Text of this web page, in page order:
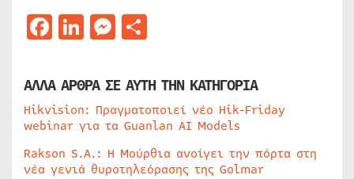
Facebook
LinkedIn
Messenger
ΑΛΛΑ ΑΡΘΡΑ ΣΕ ΑΥΤΗ ΤΗΝ ΚΑΤΗΓΟΡΙΑ
Hikvision: Πραγματοποιεί νέο Hik-Friday
webinar για τα Guanlan AI Models
Rakson S.A.: Η Μούρθια ανοίγει την πόρτα στη
νέα γενιά θυροτηλεόρασης της Golmar